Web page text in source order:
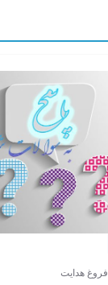
فروغ هدایت